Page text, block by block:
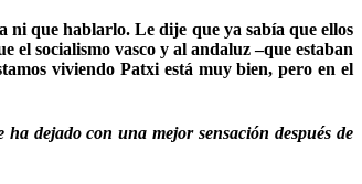
ni que hablarlo. Le dije que ya sabía que ellos
socialismo vasco y al andaluz –que estaban
viviendo Patxi está muy bien, pero en el
dejado con una mejor sensación después de